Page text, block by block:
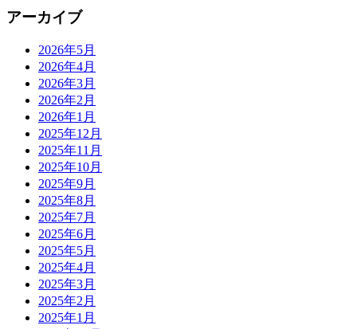
アーカイブ
2026年5月
2026年4月
2026年3月
2026年2月
2026年1月
2025年12月
2025年11月
2025年10月
2025年9月
2025年8月
2025年7月
2025年6月
2025年5月
2025年4月
2025年3月
2025年2月
2025年1月